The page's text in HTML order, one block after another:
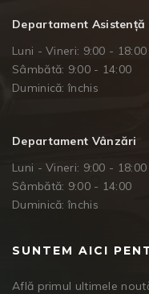
Departament Asistență
Luni - Vineri: 9:00 - 18:00
Sâmbătă: 9:00 - 14:00
Duminică: închis
Departament Vânzări
Luni - Vineri: 9:00 - 18:00
Sâmbătă: 9:00 - 14:00
Duminică: închis
SUNTEM AICI
Află primul ultimele